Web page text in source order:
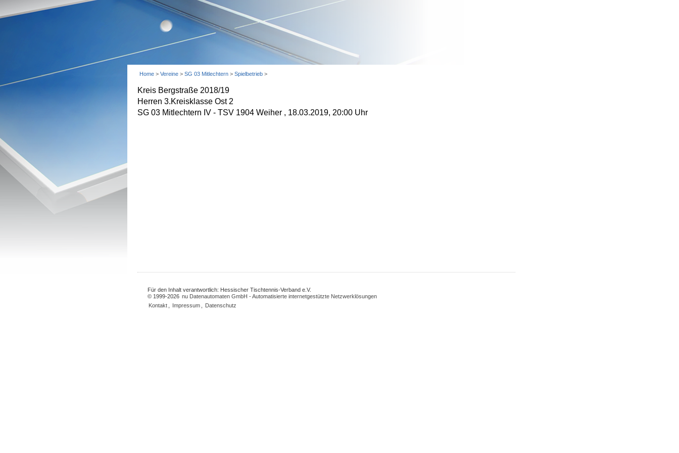
Home > Vereine > SG 03 Mitlechtern > Spielbetrieb >
Kreis Bergstraße 2018/19
Herren 3.Kreisklasse Ost 2
SG 03 Mitlechtern IV - TSV 1904 Weiher , 18.03.2019, 20:00 Uhr
Für den Inhalt verantwortlich: Hessischer Tischtennis-Verband e.V.
© 1999-2026 nu Datenautomaten GmbH - Automatisierte internetgestützte Netzwerklösungen
Kontakt
Impressum Datenschutz